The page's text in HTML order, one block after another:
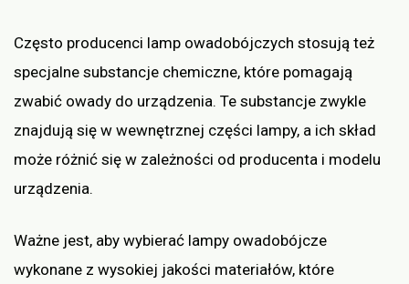
Często producenci lamp owadobójczych stosują też
specjalne substancje chemiczne, które pomagają
zwabić owady do urządzenia. Te substancje zwykle
znajdują się w wewnętrznej części lampy, a ich skład
może różnić się w zależności od producenta i modelu
urządzenia.
Ważne jest, aby wybierać lampy owadobójcze
wykonane z wysokiej jakości materiałów, które